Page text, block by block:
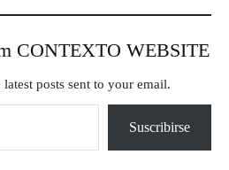
CONTEXTO WEBSITE
latest posts sent to your email.
Suscribirse